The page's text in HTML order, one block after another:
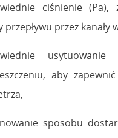
ciśnienie (Pa),
przepływu przez kanały
aby
sposobu